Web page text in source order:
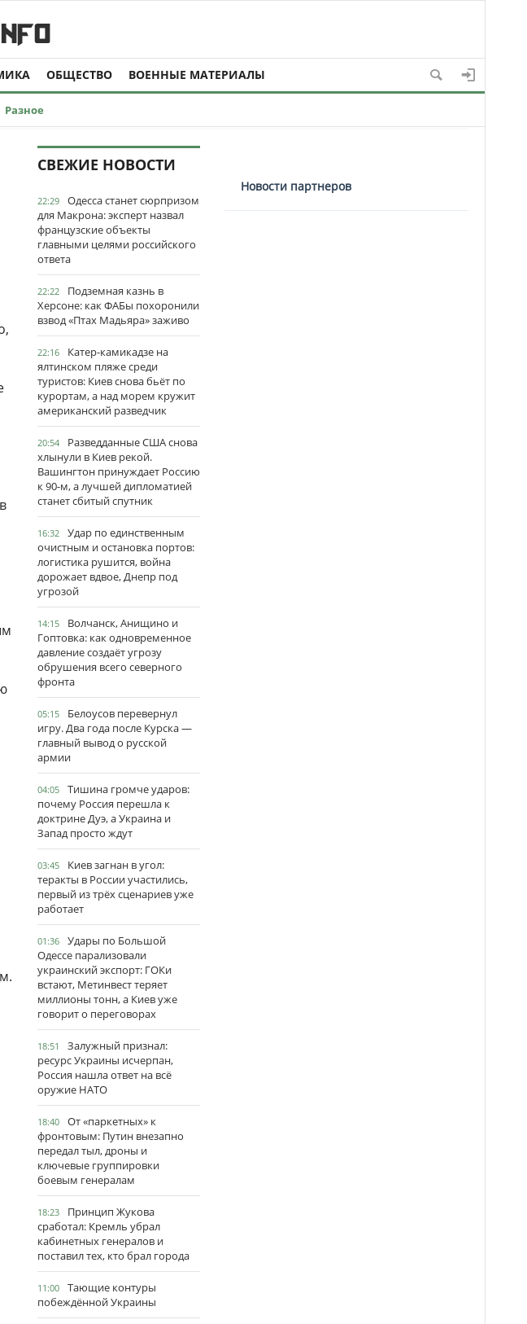
ОБЩЕСТВО ВОЕННЫЕ МАТЕРИАЛЫ
Разное
СВЕЖИЕ НОВОСТИ
22:29
Одесса станет сюрпризом
для Макрона: эксперт назвал
французские объекты
главными целями российского
ответа
22:22
Подземная казнь в
Херсоне: как ФАБы похоронили
взвод «Птах Мадьяра» заживо
22:16
Катер-камикадзе на
ялтинском пляже среди
туристов: Киев снова бьёт по
курортам, а над морем кружит
американский разведчик
20:54
Разведданные США снова
хлынули в Киев рекой.
Вашингтон принуждает Россию
к 90-м, а лучшей дипломатией
станет сбитый спутник
16:32
Удар по единственным
очистным и остановка портов:
логистика рушится, война
дорожает вдвое, Днепр под
угрозой
14:15
Волчанск, Анищино и
Гоптовка: как одновременное
давление создаёт угрозу
обрушения всего северного
фронта
05:15
Белоусов перевернул
игру. Два года после Курска —
главный вывод о русской
армии
04:05
Тишина громче ударов:
почему Россия перешла к
доктрине Дуэ, а Украина и
Запад просто ждут
03:45
Киев загнан в угол:
теракты в России участились,
первый из трёх сценариев уже
работает
01:36
Удары по Большой
Одессе парализовали
украинский экспорт: ГОКи
встают, Метинвест теряет
миллионы тонн, а Киев уже
говорит о переговорах
18:51
Залужный признал:
ресурс Украины исчерпан,
Россия нашла ответ на всё
оружие НАТО
18:40
От «паркетных» к
фронтовым: Путин внезапно
передал тыл, дроны и
ключевые группировки
боевым генералам
18:23
Принцип Жукова
сработал: Кремль убрал
кабинетных генералов и
поставил тех, кто брал города
11:00
Тающие контуры
побеждённой Украины
Новости партнеров